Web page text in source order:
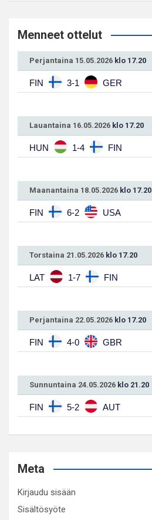
Menneet ottelut
Perjantaina 15.05.2026 klo 17.20
FIN 3-1 GER
Lauantaina 16.05.2026 klo 17.20
HUN 1-4 FIN
Maanantaina 18.05.2026 klo 17.20
FIN 6-2 USA
Torstaina 21.05.2026 klo 17.20
LAT 1-7 FIN
Perjantaina 22.05.2026 klo 17.20
FIN 4-0 GBR
Sunnuntaina 24.05.2026 klo 21.20
FIN 5-2 AUT
Meta
Kirjaudu sisään
Sisältösyöte